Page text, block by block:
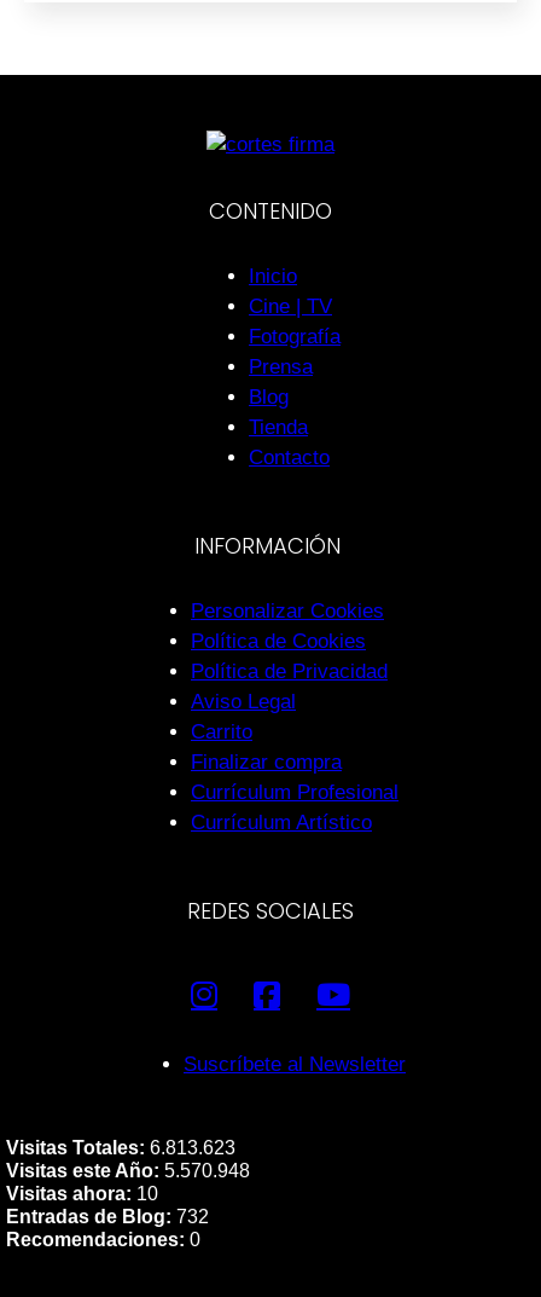
CONTENIDO
Inicio
Cine | TV
Fotografía
Prensa
Blog
Tienda
Contacto
INFORMACIÓN
Personalizar Cookies
Política de Cookies
Política de Privacidad
Aviso Legal
Carrito
Finalizar compra
Currículum Profesional
Currículum Artístico
REDES SOCIALES
Suscríbete al Newsletter
Visitas Totales: 6.813.623
Visitas este Año: 5.570.948
Visitas ahora: 10
Entradas de Blog: 732
Recomendaciones: 0